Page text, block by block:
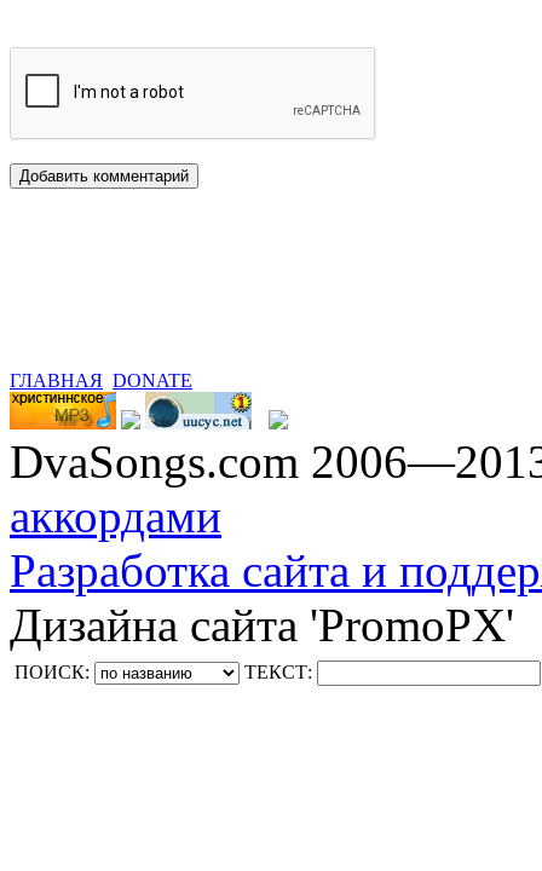
ГЛАВНАЯ DONATE
DvaSongs.com
аккордами
Разработка сайта и
Дизайна сайта 'PromoPX'
ПОИСК: ТЕКСТ: